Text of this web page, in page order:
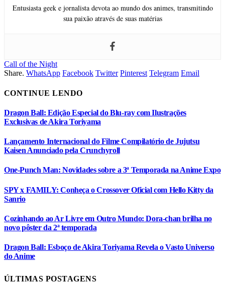
Entusiasta geek e jornalista devota ao mundo dos animes, transmitindo
sua paixão através de suas matérias
Call of the Night
Share. WhatsApp Facebook Twitter Pinterest Telegram Email
CONTINUE LENDO
Dragon Ball: Edição Especial do Blu-ray com Ilustrações
Exclusivas de Akira Toriyama
Lançamento Internacional do Filme Compilatório de Jujutsu
Kaisen Anunciado pela Crunchyroll
One-Punch Man: Novidades sobre a 3ª Temporada na Anime Expo
SPY x FAMILY: Conheça o Crossover Oficial com Hello Kitty da
Sanrio
Cozinhando ao Ar Livre em Outro Mundo: Dora-chan brilha no
novo pôster da 2ª temporada
Dragon Ball: Esboço de Akira Toriyama Revela o Vasto Universo
do Anime
ÚLTIMAS POSTAGENS